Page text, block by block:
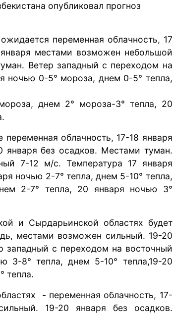
опубликовал прогноз
переменная облачность, 17
местами возможен небольшой
Ветер западный с переходом на
ночью 0-5° мороза, днем 0-5° тепла,
днем 2° мороза-3° тепла, 20
облачность, 17-18 января
без осадков. Местами туман.
7-12 м/с. Температура 17 января
ночью 2-7° тепла, днем 5-10° тепла,
2-7° тепла, 20 января ночью 3°
и Сырдарьинской областях будет
местами возможен сильный. 19-20
западный с переходом на восточный
3-8° тепла, днем 5-10° тепла,19-20
тепла.
- переменная облачность, 17-
19-20 января без осадков.